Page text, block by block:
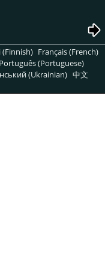
(Finnish) Français (French)
Português (Portuguese)
(Ukrainian) 中文